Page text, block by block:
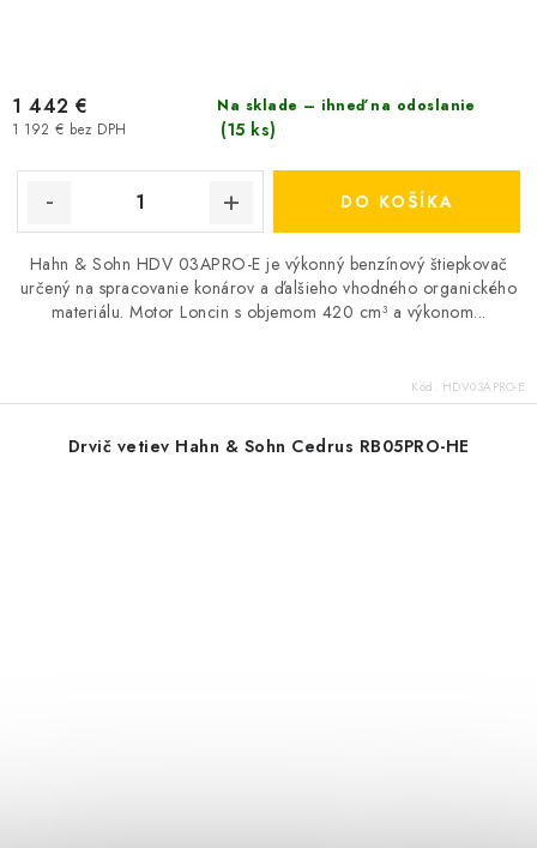
Na sklade – ihneď na odoslanie
(15 ks)
1 192 € bez DPH
1 442 €
DO KOŠÍKA
Hahn & Sohn HDV 03APRO-E je výkonný benzínový štiepkovač
určený na spracovanie konárov a ďalšieho vhodného organického
materiálu. Motor Loncin s objemom 420 cm³ a výkonom...
Kód: HDV03APRO-E
Drvič vetiev Hahn & Sohn Cedrus RB05PRO-HE